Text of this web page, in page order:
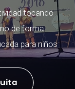
tocando
de forma
para niños